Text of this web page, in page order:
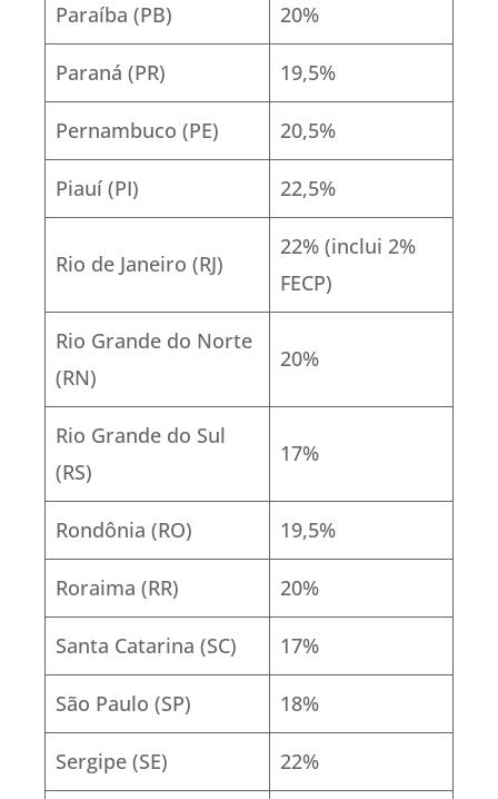
Paraíba (PB) 20%
Paraná (PR) 19,5%
Pernambuco (PE) 20,5%
Piauí (PI) 22,5%
Rio de Janeiro (RJ)
22% (inclui 2%
FECP)
Rio Grande do Norte
(RN)
20%
Rio Grande do Sul
(RS)
17%
Rondônia (RO) 19,5%
Roraima (RR) 20%
Santa Catarina (SC) 17%
São Paulo (SP) 18%
Sergipe (SE) 22%